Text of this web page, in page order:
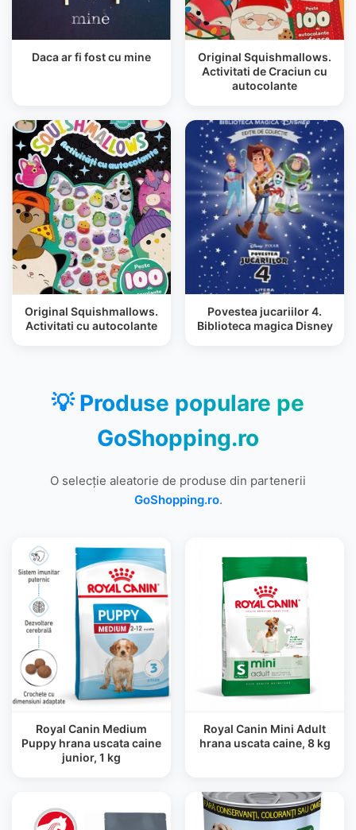
Daca ar fi fost cu mine
Original Squishmallows.
Activitati de Craciun cu
autocolante
Original Squishmallows.
Activitati cu autocolante
Povestea jucariilor 4.
Biblioteca magica Disney
💡 Produse populare pe
GoShopping.ro
O selecție aleatorie de produse din partenerii
GoShopping.ro.
Royal Canin Medium
Puppy hrana uscata caine
junior, 1 kg
Royal Canin Mini Adult
hrana uscata caine, 8 kg